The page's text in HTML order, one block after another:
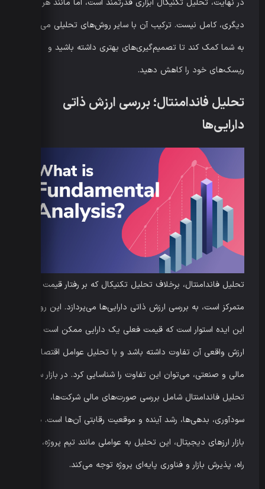
در نهایت، تحلیل تکنیکال ابزاری قدرتمند است، اما مانند هر روش
دیگری، کامل نیست. ترکیب آن با سایر روش‌های تحلیلی می‌تواند
به شما کمک کند تا تصمیم‌گیری‌های بهتری داشته باشید و
ریسک‌های خود را کاهش دهید.
تحلیل فاندامنتال؛ بررسی ارزش ذاتی
دارایی‌ها
تحلیل فاندامنتال، برخلاف تحلیل تکنیکال که بر رفتار قیمت
متمرکز است، به بررسی ارزش ذاتی دارایی‌ها می‌پردازد. این روش بر
این ایده استوار است که قیمت فعلی یک دارایی ممکن است با
ارزش واقعی آن تفاوت داشته باشد و با تحلیل عوامل اقتصادی،
مالی و صنعتی، می‌توان این تفاوت را شناسایی کرد. در بازار سهام،
تحلیل فاندامنتال شامل بررسی صورت‌های مالی شرکت‌ها،
سودآوری، بدهی‌ها، رشد آینده و موقعیت رقابتی آن‌ها است. در
بازار ارزهای دیجیتال، این تحلیل به عواملی مانند تیم پروژه، نقشه
راه، پذیرش بازار و فناوری پایه‌ای پروژه توجه می‌کند.